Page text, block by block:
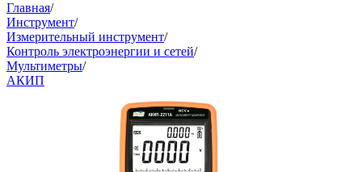
Главная/
Инструмент/
Измерительный инструмент/
Контроль электроэнергии и сетей/
Мультиметры/
АКИП